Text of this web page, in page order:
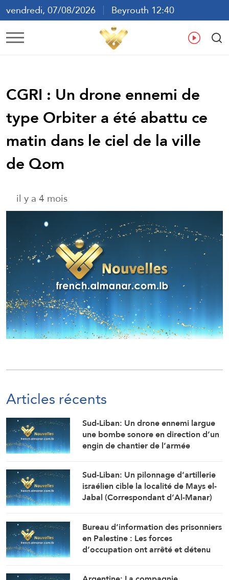
vendredi, 07/08/2026
Beyrouth 12:40
ع
CGRI : Un drone ennemi de
type Orbiter a été abattu ce
matin dans le ciel de la ville
de Qom
il y a 4 mois
Articles récents
Sud-Liban: Un drone ennemi largue
une bombe sonore en direction d’un
engin de chantier de l’armée
l’ouverture de la route de la localité
d’Al-Mansouri (Correspondant d’Al-
Manar)
Sud-Liban: Un pilonnage d’artillerie
israélien cible la localité de Mays el-
Jabal (Correspondant d’Al-Manar)
Bureau d’information des prisonniers
en Palestine : Les forces
d’occupation ont arrêté et détenu